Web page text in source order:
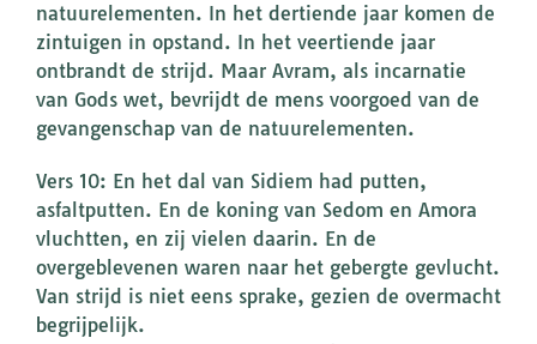
natuurelementen. In het dertiende jaar komen de
zintuigen in opstand. In het veertiende jaar
ontbrandt de strijd. Maar Avram, als incarnatie
van Gods wet, bevrijdt de mens voorgoed van de
gevangenschap van de natuurelementen.
Vers 10: En het dal van Sidiem had putten,
asfaltputten. En de koning van Sedom en Amora
vluchtten, en zij vielen daarin. En de
overgeblevenen waren naar het gebergte gevlucht.
Van strijd is niet eens sprake, gezien de overmacht
begrijpelijk.